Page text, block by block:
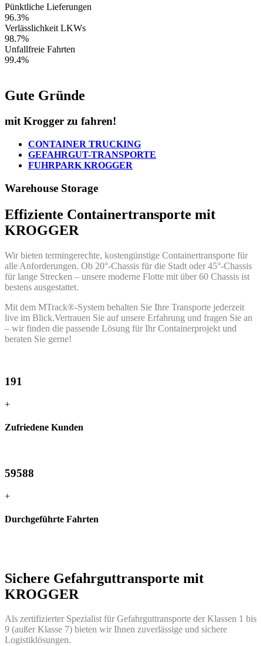
Pünktliche Lieferungen
96.3%
Verlässlichkeit LKWs
98.7%
Unfallfreie Fahrten
99.4%
Gute Gründe
mit Krogger zu fahren!
CONTAINER TRUCKING
GEFAHRGUT-TRANSPORTE
FUHRPARK KROGGER
Warehouse Storage
Effiziente Containertransporte mit
KROGGER
Wir bieten termingerechte, kostengünstige Containertransporte für
alle Anforderungen. Ob 20°-Chassis für die Stadt oder 45°-Chassis
für lange Strecken – unsere moderne Flotte mit über 60 Chassis ist
bestens ausgestattet.
Mit dem MTrack®-System behalten Sie Ihre Transporte jederzeit
live im Blick.Vertrauen Sie auf unsere Erfahrung und fragen Sie an
– wir finden die passende Lösung für Ihr Containerprojekt und
beraten Sie gerne!
191
+
Zufriedene Kunden
59588
+
Durchgeführte Fahrten
Sichere Gefahrguttransporte mit
KROGGER
Als zertifizierter Spezialist für Gefahrguttransporte der Klassen 1 bis
9 (außer Klasse 7) bieten wir Ihnen zuverlässige und sichere
Logistiklösungen.